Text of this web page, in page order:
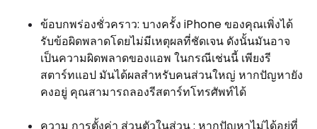
ข้อบกพร่องชั่วคราว: บางครั้ง iPhone ของคุณเพิ่งได้
รับข้อผิดพลาดโดยไม่มีเหตุผลที่ชัดเจน ดังนั้นมันอาจ
เป็นความผิดพลาดของแอพ ในกรณีเช่นนี้ เพียงรี
สตาร์ทแอป มันได้ผลสำหรับคนส่วนใหญ่ หากปัญหายัง
คงอยู่ คุณสามารถลองรีสตาร์ทโทรศัพท์ได้